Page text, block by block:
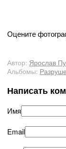
Оцените
Автор: Ярослав
Альбомы:
Написать
Имя
Email